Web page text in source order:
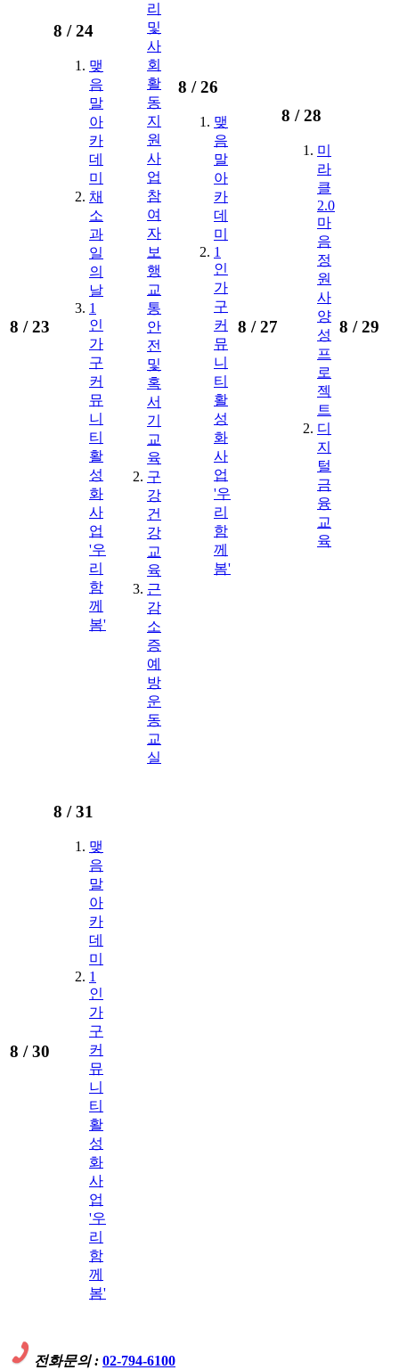
8 /23
8 /24
맺
음
말
아
카
데
미
채
소
과
일
의
날
1
인
가
구
커
뮤
니
티
활
성
화
사
업
'우
리
함
께
봄'
리
및
사
회
활
동
지
원
사
업
참
여
자
보
행
교
통
안
전
및
혹
서
기
교
육
구
강
건
강
교
육
근
감
소
증
예
방
운
동
교
실
8 /26
맺
음
말
아
카
데
미
1
인
가
구
커
뮤
니
티
활
성
화
사
업
'우
리
함
께
봄'
8 /27
8 /28
미
라
클
2.0
마
음
정
원
사
양
성
프
로
젝
트
디
지
털
금
융
교
육
8 /29
8 /30
8 /31
맺
음
말
아
카
데
미
1
인
가
구
커
뮤
니
티
활
성
화
사
업
'우
리
함
께
봄'
전화문의 : 02-794-6100